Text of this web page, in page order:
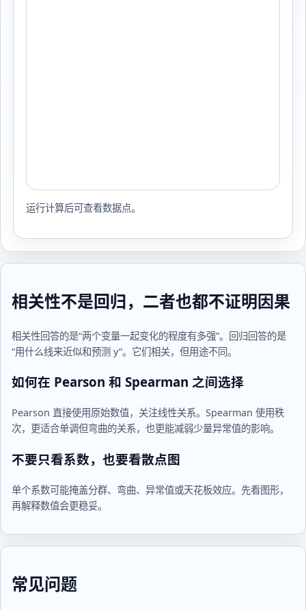
运行计算后可查看数据点。
相关性不是回归，二者也都不证明因果
相关性回答的是“两个变量一起变化的程度有多强”。回归回答的是
“用什么线来近似和预测 y”。它们相关，但用途不同。
如何在 Pearson 和 Spearman 之间选择
Pearson 直接使用原始数值，关注线性关系。Spearman 使用秩
次，更适合单调但弯曲的关系，也更能减弱少量异常值的影响。
不要只看系数，也要看散点图
单个系数可能掩盖分群、弯曲、异常值或天花板效应。先看图形，
再解释数值会更稳妥。
常见问题